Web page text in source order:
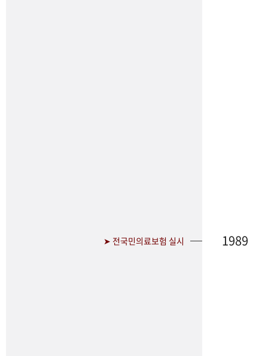
➤ 전국민의료보험 실시 1989